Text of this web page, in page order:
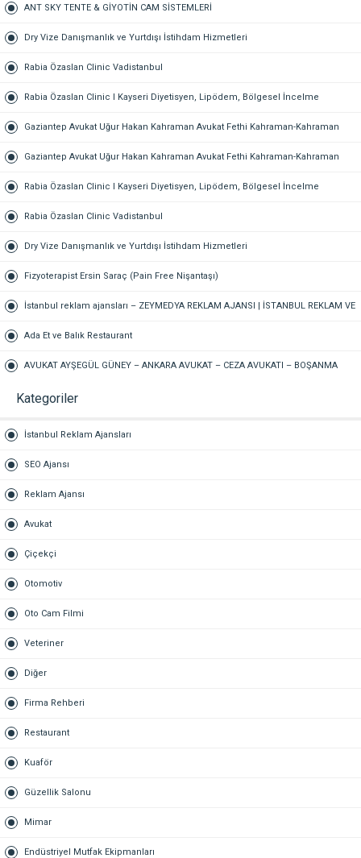
BÜROSU – AİLE, CEZA, İŞ HUKUKU, BOŞANMA AVUKATI
ANT SKY TENTE & GİYOTİN CAM SİSTEMLERİ
Dry Vize Danışmanlık ve Yurtdışı İstihdam Hizmetleri
Rabia Özaslan Clinic Vadistanbul
Rabia Özaslan Clinic I Kayseri Diyetisyen, Lipödem, Bölgesel İncelme
Gaziantep Avukat Uğur Hakan Kahraman Avukat Fethi Kahraman-Kahraman
Hukuk Bürosu Gaziantep
Gaziantep Avukat Uğur Hakan Kahraman Avukat Fethi Kahraman-Kahraman
Hukuk Bürosu Gaziantep
Rabia Özaslan Clinic I Kayseri Diyetisyen, Lipödem, Bölgesel İncelme
Rabia Özaslan Clinic Vadistanbul
Dry Vize Danışmanlık ve Yurtdışı İstihdam Hizmetleri
Fizyoterapist Ersin Saraç (Pain Free Nişantaşı)
İstanbul reklam ajansları – ZEYMEDYA REKLAM AJANSI | İSTANBUL REKLAM VE
SEO AJANSI, DİJİTAL PAZARLAMA AJANSI, SOSYAL MEDYA AJANSI, 360
REKLAM
Ada Et ve Balık Restaurant
AVUKAT AYŞEGÜL GÜNEY – ANKARA AVUKAT – CEZA AVUKATI – BOŞANMA
AVUKATI – TAZMİNAT AVUKATI
Kategoriler
İstanbul Reklam Ajansları
SEO Ajansı
Reklam Ajansı
Avukat
Çiçekçi
Otomotiv
Oto Cam Filmi
Veteriner
Diğer
Firma Rehberi
Restaurant
Kuaför
Güzellik Salonu
Mimar
Endüstriyel Mutfak Ekipmanları